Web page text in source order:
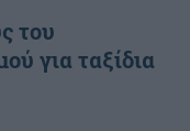
του
για ταξίδια